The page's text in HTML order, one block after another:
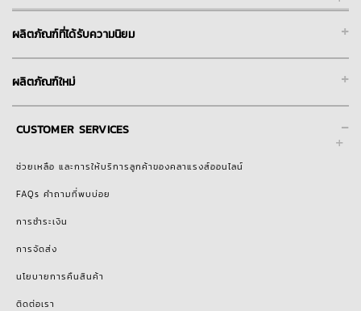
+
ผลิตภัณฑ์ที่ได้รับความนิยม
+
ผลิตภัณฑ์ใหม่
-
CUSTOMER SERVICES
ช่วยเหลือ และการให้บริการลูกค้าของคลาแรงส์ออนไลน์
FAQs คำถามที่พบบ่อย
การชำระเงิน
การจัดส่ง
นโยบายการคืนสินค้า
ติดต่อเรา